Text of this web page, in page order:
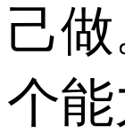
己
个